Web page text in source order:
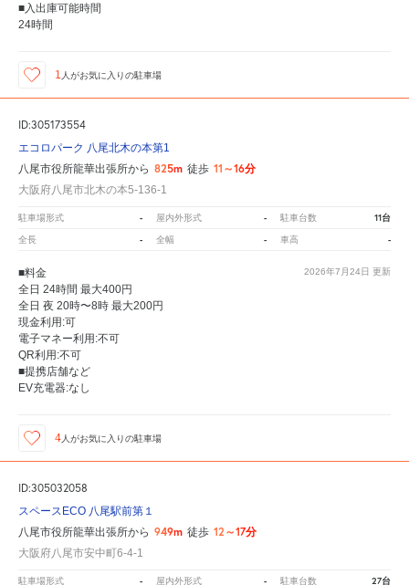
■入出庫可能時間
24時間
1 人がお気に入りの駐車場
ID:305173554
エコロパーク 八尾北木の本第1
八尾市役所龍華出張所から 825m 徒歩 11～16分
大阪府八尾市北木の本5-136-1
駐車場形式 - 屋内外形式 - 駐車台数 11台
全長 - 全幅 - 車高 -
2026年7月24日 更新
■料金
全日 24時間 最大400円
全日 夜 20時〜8時 最大200円
現金利用:可
電子マネー利用:不可
QR利用:不可
■提携店舗など
EV充電器:なし
4人がお気に入りの駐車場
ID:305032058
スペースECO 八尾駅前第１
八尾市役所龍華出張所から 949m 徒歩 12～17分
大阪府八尾市安中町6-4-1
駐車場形式 - 屋内外形式 - 駐車台数 27台